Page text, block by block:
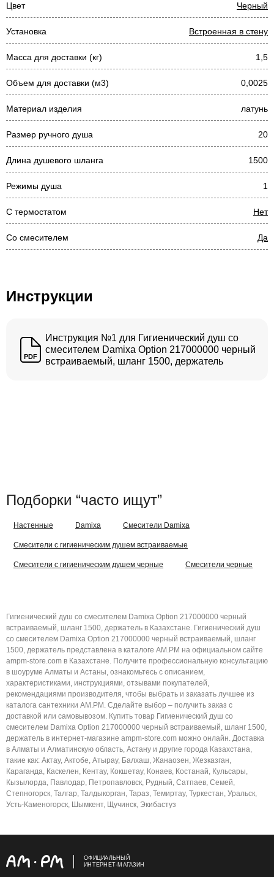
Цвет Черный
Установка Встроенная в стену
Масса для доставки (кг) 1,5
Объем для доставки (м3) 0,0025
Материал изделия латунь
Размер ручного душа 20
Длина душевого шланга 1500
Режимы душа 1
С термостатом Нет
Со смесителем Да
Инструкции
PDF
Инструкция №1 для Гигиенический душ со
смесителем Damixa Option 217000000 черный
встраиваемый, шланг 1500, держатель
Подборки “часто ищут”
Настенные Damixa Смесители Damixa
Смесители с гигиеническим душем встраиваемые
Смесители с гигиеническим душем черные Смесители черные
Гигиенический душ со смесителем Damixa Option 217000000 черный
встраиваемый, шланг 1500, держатель в Казахстане. Гигиенический душ
со смесителем Damixa Option 217000000 черный встраиваемый, шланг
1500, держатель представлена в каталоге AM.PM на официальном сайте
ampm-store.com в Казахстане. Получите профессиональную консультацию
в шоуруме Алматы и Астаны, ознакомьтесь с описанием,
характеристиками, инструкциями, отзывами покупателей,
рекомендациями производителя, чтобы выбрать и заказать лучшее из
каталога сантехники AM.PM. Сделайте выбор – получить заказ с
доставкой или самовывозом. Купить товар Гигиенический душ со
смесителем Damixa Option 217000000 черный встраиваемый, шланг 1500,
держатель в интернет-магазине ampm-store.com можно онлайн. Доставка
в Алматы и Алматинскую область, Астану и другие города Казахстана,
такие как: Актау, Актобе, Атырау, Балхаш, Жанаозен, Жезказган,
Караганда, Каскелен, Кентау, Кокшетау, Конаев, Костанай, Кульсары,
Кызылорда, Павлодар, Петропавловск, Рудный, Сатпаев, Семей,
Степногорск, Талгар, Талдыкорган, Тараз, Темиртау, Туркестан, Уральск,
Усть-Каменогорск, Шымкент, Щучинск, Экибастуз
ОФИЦИАЛЬНЫЙ
ИНТЕРНЕТ-МАГАЗИН